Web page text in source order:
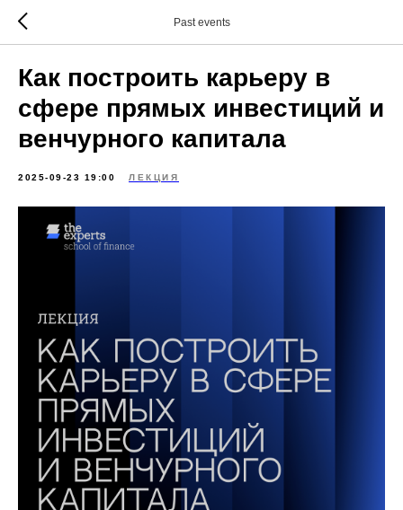
Past events
Как построить карьеру в
сфере прямых инвестиций и
венчурного капитала
2025-09-23 19:00 ЛЕКЦИЯ